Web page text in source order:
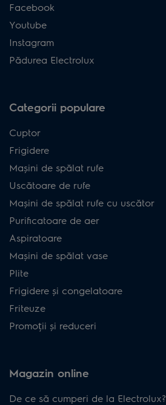
Facebook
Youtube
Instagram
Pădurea Electrolux
Categorii populare
Cuptor
Frigidere
Mașini de spălat rufe
Uscătoare de rufe
Mașini de spălat rufe cu uscător
Purificatoare de aer
Aspiratoare
Mașini de spălat vase
Plite
Frigidere și congelatoare
Friteuze
Promoții și reduceri
Magazin online
De ce să cumperi de la Electrolux?